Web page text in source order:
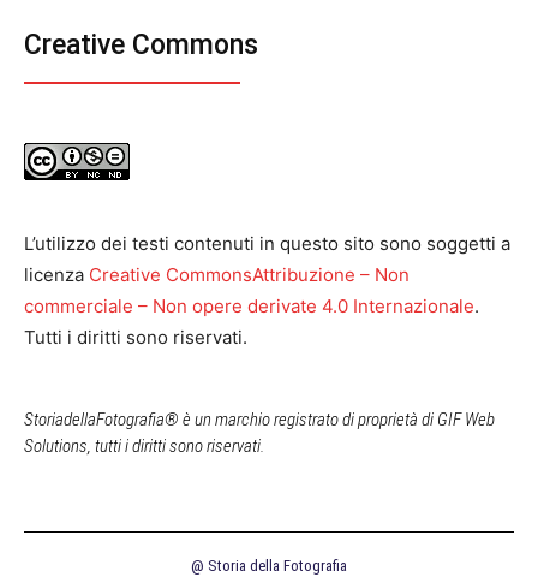
Creative Commons
L’utilizzo dei testi contenuti in questo sito sono soggetti a
licenza Creative CommonsAttribuzione – Non
commerciale – Non opere derivate 4.0 Internazionale.
Tutti i diritti sono riservati.
StoriadellaFotografia® è un marchio registrato di proprietà di GIF Web
Solutions, tutti i diritti sono riservati.
@ Storia della Fotografia